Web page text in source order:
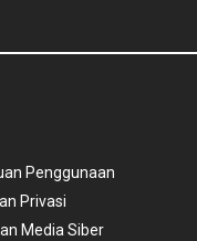
Penggunaan
Privasi
Media Siber